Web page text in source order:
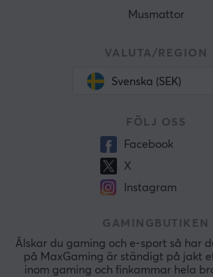
Musmattor
VALUTA/REGION
Svenska (SEK)
FÖLJ OSS
Facebook
X
Instagram
GAMINGBUTIKEN
Älskar du gaming och e-sport så har
på MaxGaming är ständigt på jakt
inom gaming och finkammar hela